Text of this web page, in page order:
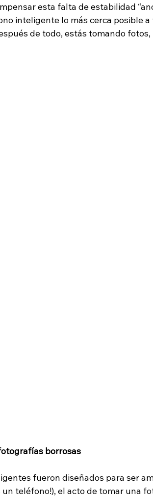
esta falta de estabilidad
inteligente lo más cerca posible a
de todo, estás tomando fotos,
borrosas
fueron diseñados para ser
un teléfono!), el acto de tomar una